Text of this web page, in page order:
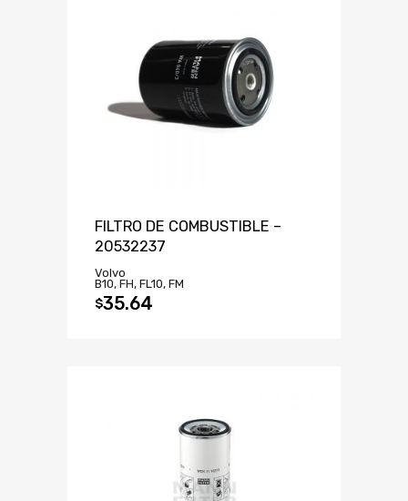
FILTRO DE COMBUSTIBLE –
20532237
Volvo
B10, FH, FL10, FM
$35.64